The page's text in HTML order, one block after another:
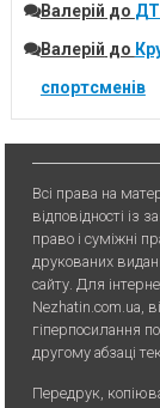
Валерій до
Валерій до
спортсменів
Всі права на
відповідності із
право і суміжні
друкованих
сайту. Для
Nezhatin.com.ua,
гіперпосилання
другому абзаці
Передрук,